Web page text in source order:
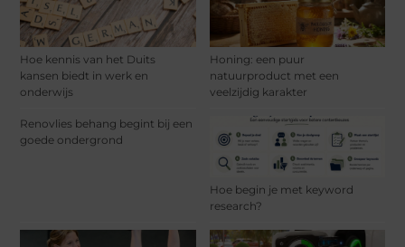
Hoe kennis van het Duits
kansen biedt in werk en
onderwijs
Honing: een puur
natuurproduct met een
veelzijdig karakter
Renovlies behang begint bij een
goede ondergrond
Hoe begin je met keyword
research?